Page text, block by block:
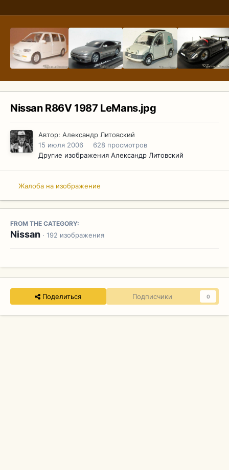
Nissan R86V 1987 LeMans.jpg
Автор: Александр Литовский
15 июля 2006
628 просмотров
Другие изображения Александр Литовский
Жалоба на изображение
FROM THE CATEGORY:
Nissan · 192 изображения
Поделиться Подписчики 0